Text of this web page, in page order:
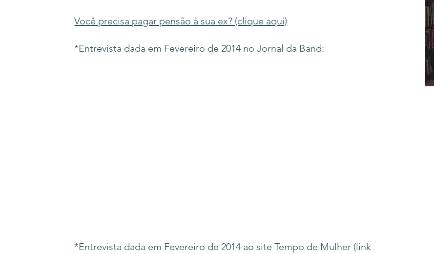
Você precisa pagar pensão à sua ex? (clique aqui)
*Entrevista dada em Fevereiro de 2014 no Jornal da Band:
*Entrevista dada em Fevereiro de 2014 ao site Tempo de Mulher (link